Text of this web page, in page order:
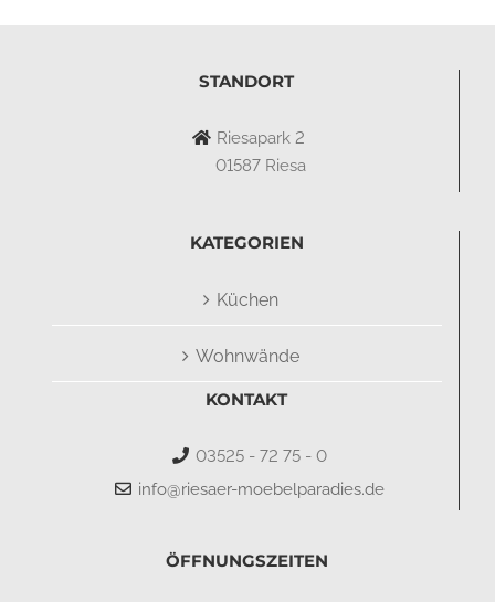
STANDORT
Riesapark 2
01587 Riesa
KATEGORIEN
Küchen
Wohnwände
KONTAKT
03525 - 72 75 - 0
info@riesaer-moebelparadies.de
ÖFFNUNGSZEITEN